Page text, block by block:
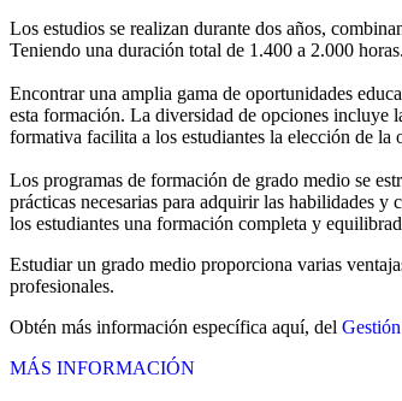
Los estudios se realizan durante dos años,
Teniendo una duración total de 1.400 a 2.000 horas.
Encontrar una amplia gama de oportunidades
esta formación. La diversidad de opciones incluye
formativa facilita a los estudiantes la elección de la
Los programas de formación de grado medio se
prácticas necesarias para adquirir las habilidades
los estudiantes una formación completa y
Estudiar un grado medio proporciona varias
profesionales.
Obtén más información específica aquí, del
MÁS INFORMACIÓN